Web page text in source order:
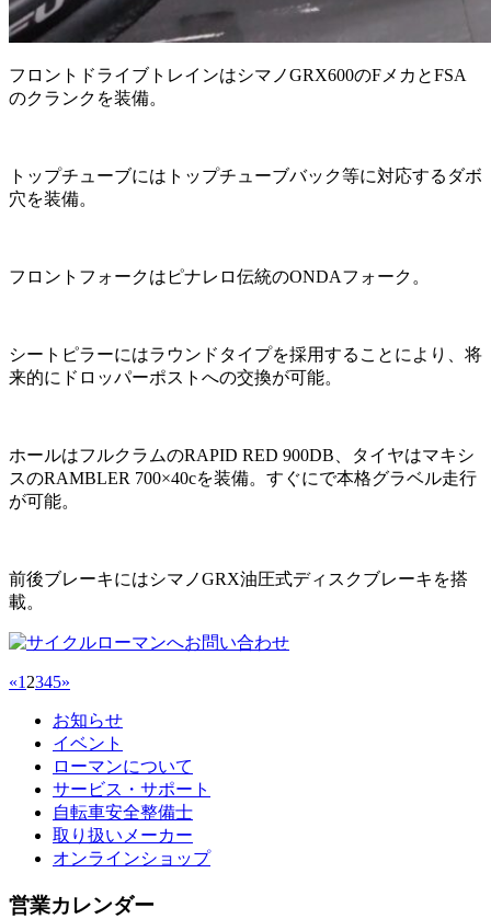
フロントドライブトレインはシマノGRX600のFメカとFSA
のクランクを装備。
トップチューブにはトップチューブバック等に対応するダボ
穴を装備。
フロントフォークはピナレロ伝統のONDAフォーク。
シートピラーにはラウンドタイプを採用することにより、将
来的にドロッパーポストへの交換が可能。
ホールはフルクラムのRAPID RED 900DB、タイヤはマキシ
スのRAMBLER 700×40cを装備。すぐにで本格グラベル走行
が可能。
前後ブレーキにはシマノGRX油圧式ディスクブレーキを搭
載。
«12345»
お知らせ
イベント
ローマンについて
サービス・サポート
自転車安全整備士
取り扱いメーカー
オンラインショップ
営業カレンダー